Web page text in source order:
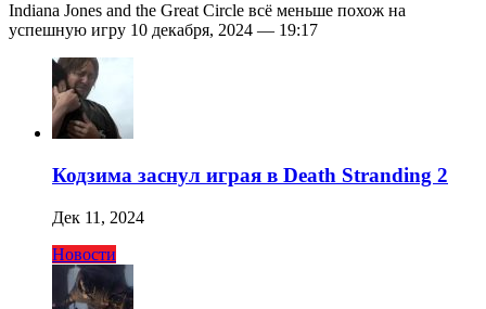
Indiana Jones and the Great Circle всё меньше похож на
успешную игру 10 декабря, 2024 — 19:17
Кодзима заснул играя в Death Stranding 2
Дек 11, 2024
Новости